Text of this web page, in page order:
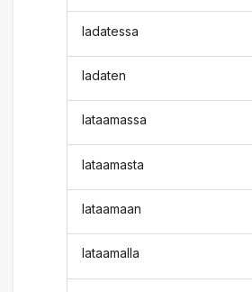
ladatessa
ladaten
lataamassa
lataamasta
lataamaan
lataamalla